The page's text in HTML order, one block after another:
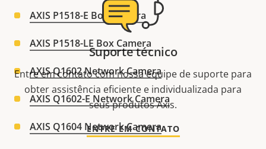
AXIS P1518-E Box Camera
AXIS P1518-LE Box Camera
AXIS Q1602 Network Camera
AXIS Q1602-E Network Camera
AXIS Q1604 Network Camera
Suporte técnico
Entre em contato com nossa equipe de suporte para
obter assistência eficiente e individualizada para
seus produtos Axis.
ENTRE EM CONTATO